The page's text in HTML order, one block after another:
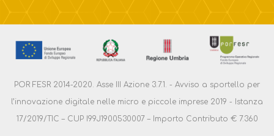
POR FESR 2014-2020. Asse III Azione 3.7.1. - Avviso a sportello per
l’innovazione digitale nelle micro e piccole imprese 2019 - Istanza
17/2019/TIC – CUP I99J1900530007 – Importo Contributo € 7.360